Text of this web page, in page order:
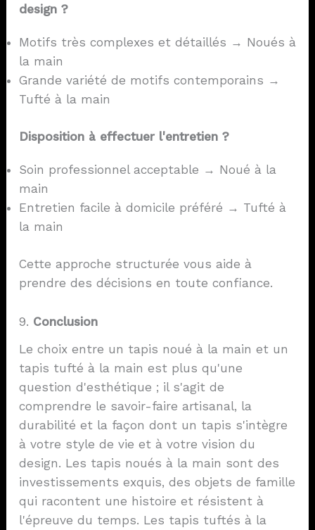
design ?
Motifs très complexes et détaillés → Noués à
la main
Grande variété de motifs contemporains →
Tufté à la main
Disposition à effectuer l'entretien ?
Soin professionnel acceptable → Noué à la
main
Entretien facile à domicile préféré → Tufté à
la main
Cette approche structurée vous aide à
prendre des décisions en toute confiance.
9. Conclusion
Le choix entre un tapis noué à la main et un
tapis tufté à la main est plus qu'une
question d'esthétique ; il s'agit de
comprendre le savoir-faire artisanal, la
durabilité et la façon dont un tapis s'intègre
à votre style de vie et à votre vision du
design. Les tapis noués à la main sont des
investissements exquis, des objets de famille
qui racontent une histoire et résistent à
l'épreuve du temps. Les tapis tuftés à la